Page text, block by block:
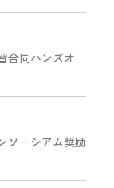
合同ハンズオ
ソーシアム奨励